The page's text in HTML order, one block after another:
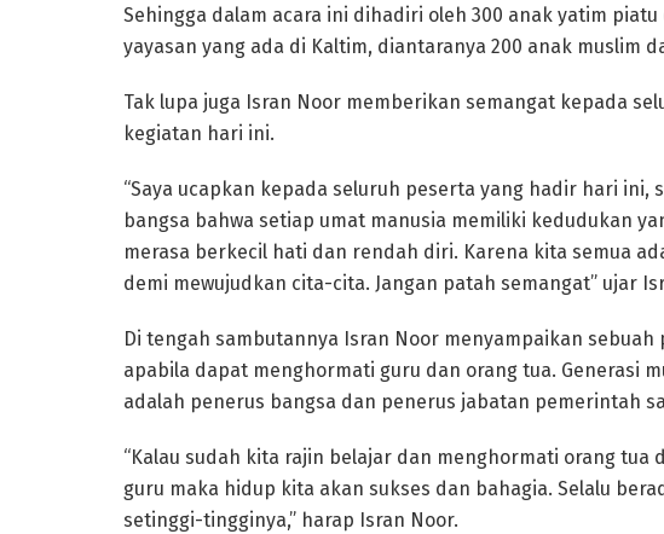
Sehingga dalam acara ini dihadiri oleh 300 anak yatim
yayasan yang ada di Kaltim, diantaranya 200 anak muslim
Tak lupa juga Isran Noor memberikan semangat kepada
kegiatan hari ini.
“Saya ucapkan kepada seluruh peserta yang hadir hari ini,
bangsa bahwa setiap umat manusia memiliki kedudukan
merasa berkecil hati dan rendah diri. Karena kita semua
demi mewujudkan cita-cita. Jangan patah semangat” ujar
Di tengah sambutannya Isran Noor menyampaikan
apabila dapat menghormati guru dan orang tua. Generasi
adalah penerus bangsa dan penerus jabatan pemerintah
“Kalau sudah kita rajin belajar dan menghormati orang tua
guru maka hidup kita akan sukses dan bahagia. Selalu
setinggi-tingginya,” harap Isran Noor.